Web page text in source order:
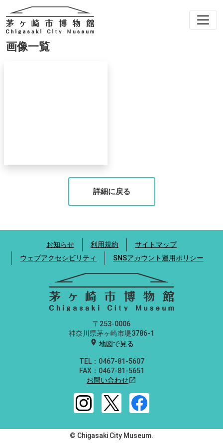
画像一覧
詳細に戻る
お知らせ 利用規約
サイトマップ
ウェブアクセシビリティ
SNSアカウント運用ポリシー
〒253-0006
神奈川県茅ヶ崎市堤3786-1
location_on 地図で見る
TEL：0467-81-5607
FAX：0467-81-5651
お問い合わせopen_in_new
© Chigasaki City Museum.